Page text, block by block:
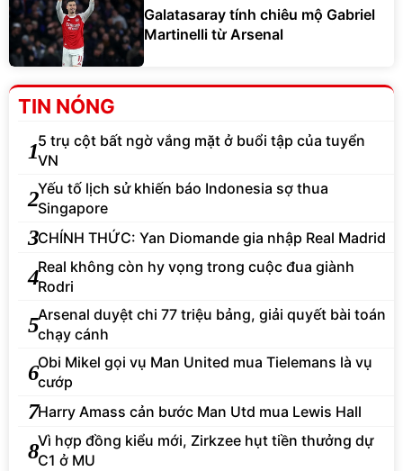
Galatasaray tính chiêu mộ Gabriel
Martinelli từ Arsenal
TIN NÓNG
15 trụ cột bất ngờ vắng mặt ở buổi tập của tuyển
VN
2Yếu tố lịch sử khiến báo Indonesia sợ thua
Singapore
3CHÍNH THỨC: Yan Diomande gia nhập Real Madrid
4Real không còn hy vọng trong cuộc đua giành
Rodri
5Arsenal duyệt chi 77 triệu bảng, giải quyết bài toán
chạy cánh
6Obi Mikel gọi vụ Man United mua Tielemans là vụ
cướp
7Harry Amass cản bước Man Utd mua Lewis Hall
8Vì hợp đồng kiểu mới, Zirkzee hụt tiền thưởng dự
C1 ở MU